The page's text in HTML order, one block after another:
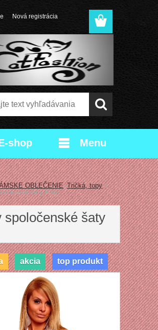
Nová registrácia
shop Menu
OBLEČENIE»Tričká, topy »
šaty Katy
spoločenské šaty
akcia top produkt